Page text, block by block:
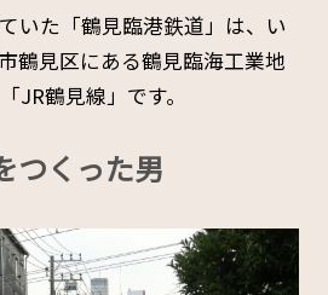
いた「鶴見臨港鉄道」は、い
鶴見区にある鶴見臨海工業地
JR鶴見線」です。
つくった男